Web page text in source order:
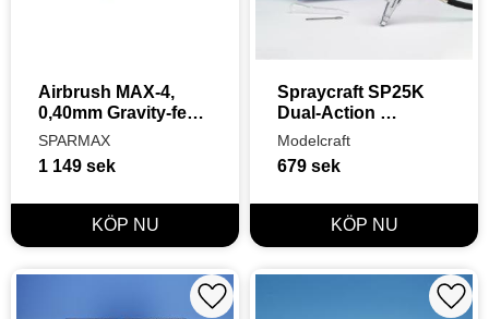
Airbrush MAX-4,
0,40mm Gravity-feed
7cc
SPARMAX
1 149 sek
Spraycraft SP25K
Dual-Action
Airbrush
Modelcraft
679 sek
Lägg till i favoriter